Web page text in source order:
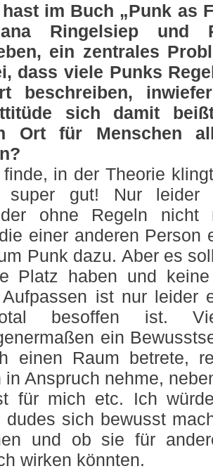
im Buch „Punk as
Ringelsiep und
ein zentrales
dass viele Punks
beschreiben,
sich damit
Ort für Menschen
in der Theorie
gut! Nur leider
ohne Regeln nicht
einer anderen Person
Punk dazu. Aber es
Platz haben und
ist nur leider
besoffen ist.
ein
einen Raum betrete,
in Anspruch nehme,
für mich etc. Ich
dudes sich bewusst
und ob sie für
wirken könnten.